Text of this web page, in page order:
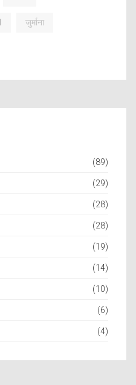
जुर्माना
(89)
(29)
(28)
(28)
(19)
(14)
(10)
(6)
(4)